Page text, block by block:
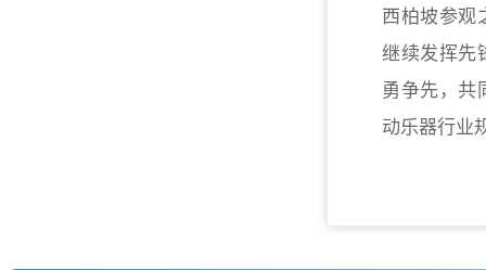
西柏坡参观
继续发挥先
勇争先，共
动乐器行业